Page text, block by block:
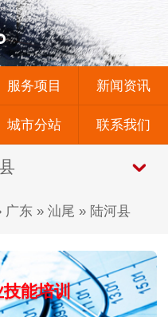
服务项目 新闻资讯
城市分站 联系我们
广东» 汕尾 » 陆河县
能培训